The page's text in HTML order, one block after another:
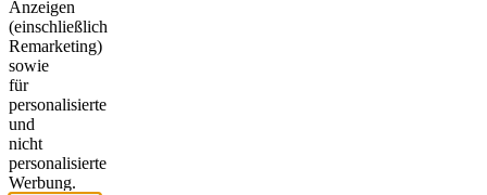
Anzeigen
(einschließlich
Remarketing)
sowie
für
personalisierte
und
nicht
personalisierte
Werbung.